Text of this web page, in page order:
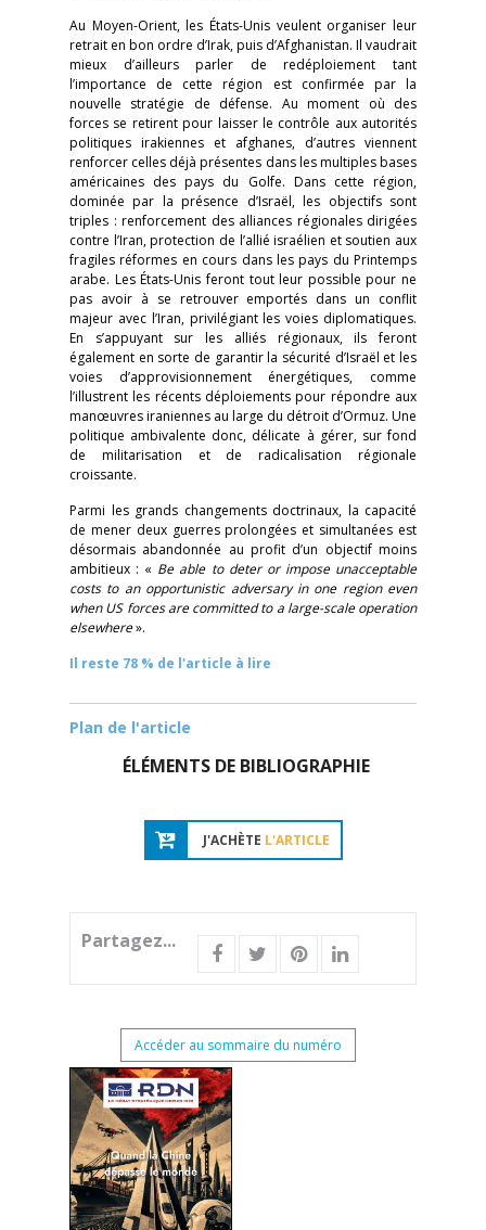
Au Moyen-Orient, les États-Unis veulent organiser leur
retrait en bon ordre d’Irak, puis d’Afghanistan. Il vaudrait
mieux d’ailleurs parler de redéploiement tant
l’importance de cette région est confirmée par la
nouvelle stratégie de défense. Au moment où des
forces se retirent pour laisser le contrôle aux autorités
politiques irakiennes et afghanes, d’autres viennent
renforcer celles déjà présentes dans les multiples bases
américaines des pays du Golfe. Dans cette région,
dominée par la présence d’Israël, les objectifs sont
triples : renforcement des alliances régionales dirigées
contre l’Iran, protection de l’allié israélien et soutien aux
fragiles réformes en cours dans les pays du Printemps
arabe. Les États-Unis feront tout leur possible pour ne
pas avoir à se retrouver emportés dans un conflit
majeur avec l’Iran, privilégiant les voies diplomatiques.
En s’appuyant sur les alliés régionaux, ils feront
également en sorte de garantir la sécurité d’Israël et les
voies d’approvisionnement énergétiques, comme
l’illustrent les récents déploiements pour répondre aux
manœuvres iraniennes au large du détroit d’Ormuz. Une
politique ambivalente donc, délicate à gérer, sur fond
de militarisation et de radicalisation régionale
croissante.
Parmi les grands changements doctrinaux, la capacité
de mener deux guerres prolongées et simultanées est
désormais abandonnée au profit d’un objectif moins
ambitieux : « Be able to deter or impose unacceptable
costs to an opportunistic adversary in one region even
when US forces are committed to a large-scale operation
elsewhere».
Il reste 78 % de l'article à lire
Plan de l'article
ÉLÉMENTS DE BIBLIOGRAPHIE
J'ACHÈTE L'ARTICLE
Partagez...
Accéder au sommaire du numéro